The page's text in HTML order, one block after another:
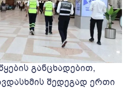
განცხადებით,
შედეგად ერთი